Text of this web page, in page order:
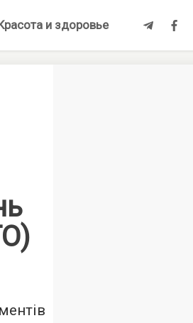
и здоровье